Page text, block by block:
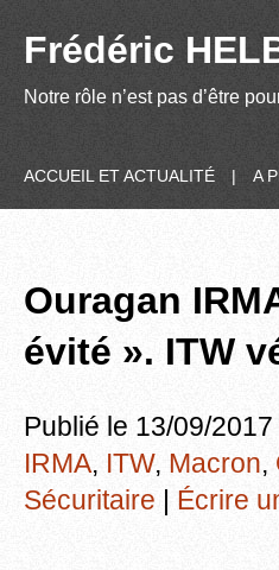
Frédéric
Notre rôle n’est pas d’être
ACCUEIL ET ACTUALITÉ | A
Ouragan
évité ». ITW
Publié le 13/09/
IRMA, ITW, Macron,
Sécuritaire | Écrire